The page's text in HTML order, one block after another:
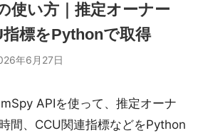
使い方｜推定オーナー
標をPythonで取得
年6月27日
APIを使って、推定オーナ
間、CCU関連指標などをPython